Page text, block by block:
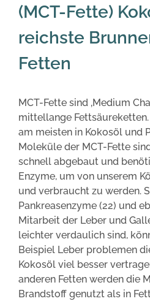
(MCT-Fette)
reichste
Fetten
MCT-Fette sind ‚Medium
mittellange
am meisten in Kokosöl und
Moleküle der MCT-Fette
schnell abgebaut und
Enzyme, um von unserem
und verbraucht zu werden.
Pankreasenzyme (22) und
Mitarbeit der Leber und
leichter verdaulich sind,
Beispiel Leber problemen
Kokosöl viel besser
anderen Fetten werden die
Brandstoff genutzt als in